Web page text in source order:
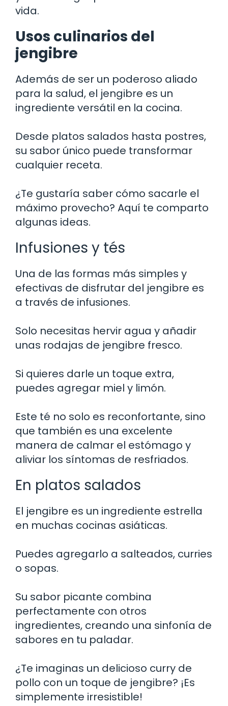
vida.
Usos culinarios del
jengibre
Además de ser un poderoso aliado
para la salud, el jengibre es un
ingrediente versátil en la cocina.
Desde platos salados hasta postres,
su sabor único puede transformar
cualquier receta.
¿Te gustaría saber cómo sacarle el
máximo provecho? Aquí te comparto
algunas ideas.
Infusiones y tés
Una de las formas más simples y
efectivas de disfrutar del jengibre es
a través de infusiones.
Solo necesitas hervir agua y añadir
unas rodajas de jengibre fresco.
Si quieres darle un toque extra,
puedes agregar miel y limón.
Este té no solo es reconfortante, sino
que también es una excelente
manera de calmar el estómago y
aliviar los síntomas de resfriados.
En platos salados
El jengibre es un ingrediente estrella
en muchas cocinas asiáticas.
Puedes agregarlo a salteados, curries
o sopas.
Su sabor picante combina
perfectamente con otros
ingredientes, creando una sinfonía de
sabores en tu paladar.
¿Te imaginas un delicioso curry de
pollo con un toque de jengibre? ¡Es
simplemente irresistible!